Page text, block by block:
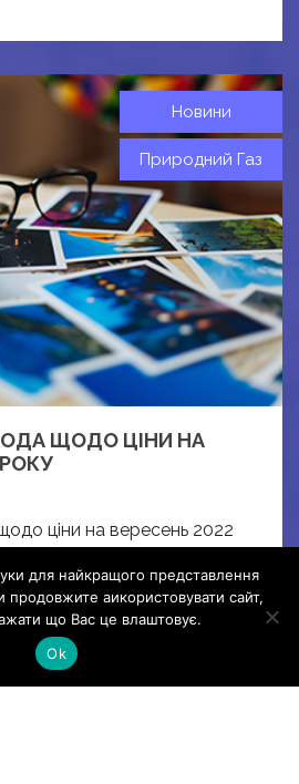
Новини
Природний Газ
ЩОДО ЦІНИ НА
ціни на вересень 2022
для найкращого представлення
аикористовувати сайт,
що Вас це влаштовує.
Ok